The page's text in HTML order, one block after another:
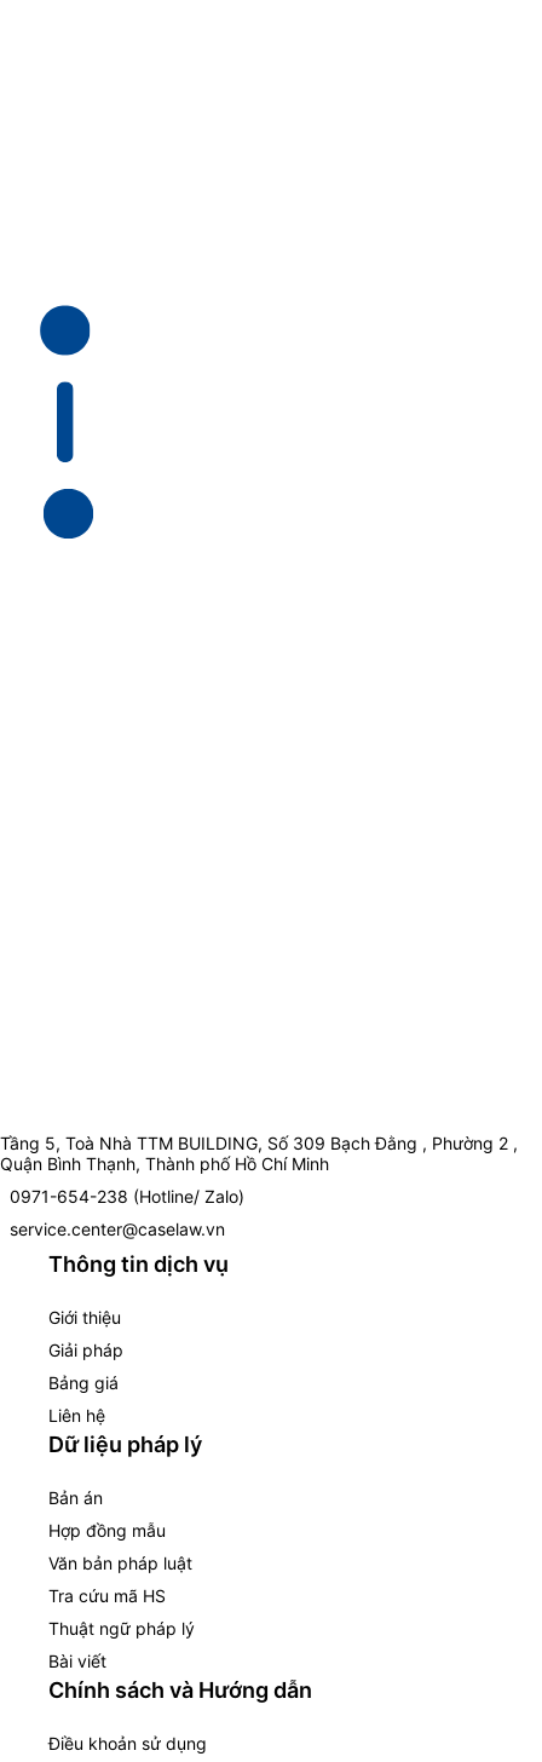
Tầng 5, Toà Nhà TTM BUILDING, Số 309 Bạch Đằng , Phường 2 ,
Quận Bình Thạnh, Thành phố Hồ Chí Minh
0971-654-238 (Hotline/ Zalo)
service.center@caselaw.vn
Thông tin dịch vụ
Giới thiệu
Giải pháp
Bảng giá
Liên hệ
Dữ liệu pháp lý
Bản án
Hợp đồng mẫu
Văn bản pháp luật
Tra cứu mã HS
Thuật ngữ pháp lý
Bài viết
Chính sách và Hướng dẫn
Điều khoản sử dụng